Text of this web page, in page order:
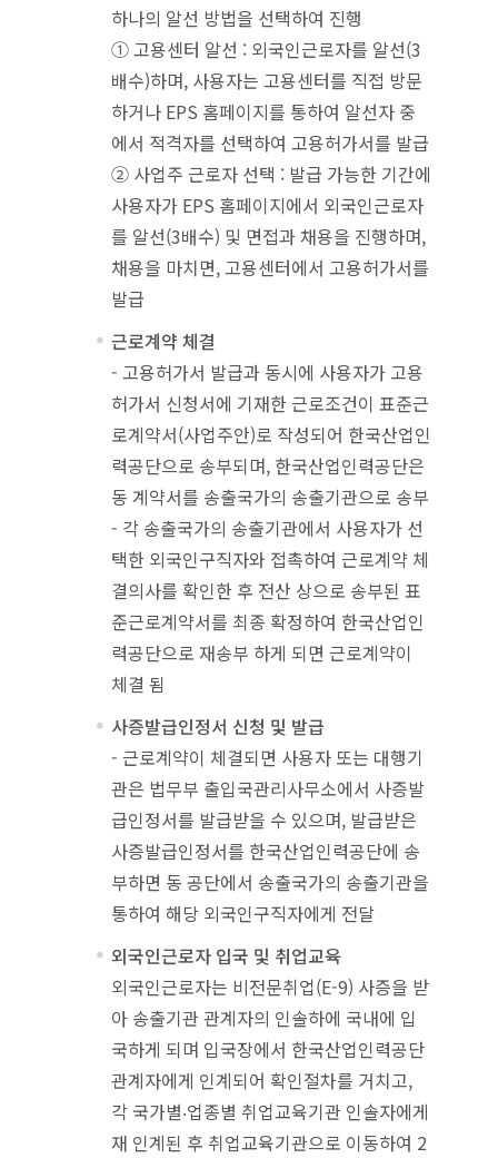
하나의 알선 방법을 선택하여 진행
① 고용센터 알선 : 외국인근로자를 알선(3
배수)하며, 사용자는 고용센터를 직접 방문
하거나 EPS 홈페이지를 통하여 알선자 중
에서 적격자를 선택하여 고용허가서를 발급
② 사업주 근로자 선택 : 발급 가능한 기간에
사용자가 EPS 홈페이지에서 외국인근로자
를 알선(3배수) 및 면접과 채용을 진행하며,
채용을 마치면, 고용센터에서 고용허가서를
발급
근로계약 체결
- 고용허가서 발급과 동시에 사용자가 고용
허가서 신청서에 기재한 근로조건이 표준근
로계약서(사업주안)로 작성되어 한국산업인
력공단으로 송부되며, 한국산업인력공단은
동 계약서를 송출국가의 송출기관으로 송부
- 각 송출국가의 송출기관에서 사용자가 선
택한 외국인구직자와 접촉하여 근로계약 체
결의사를 확인한 후 전산 상으로 송부된 표
준근로계약서를 최종 확정하여 한국산업인
력공단으로 재송부 하게 되면 근로계약이
체결 됨
사증발급인정서 신청 및 발급
- 근로계약이 체결되면 사용자 또는 대행기
관은 법무부 출입국관리사무소에서 사증발
급인정서를 발급받을 수 있으며, 발급받은
사증발급인정서를 한국산업인력공단에 송
부하면 동 공단에서 송출국가의 송출기관을
통하여 해당 외국인구직자에게 전달
외국인근로자 입국 및 취업교육
외국인근로자는 비전문취업(E-9) 사증을 받
아 송출기관 관계자의 인솔하에 국내에 입
국하게 되며 입국장에서 한국산업인력공단
관계자에게 인계되어 확인절차를 거치고,
각 국가별‧업종별 취업교육기관 인솔자에게
재 인계된 후 취업교육기관으로 이동하여 2